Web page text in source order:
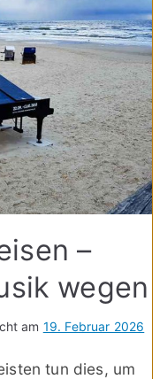
–
wegen
am 19. Februar 2026
tun dies, um